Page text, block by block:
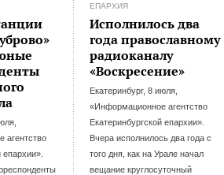
агентство
епархии».
ЕПАРХИЯ
Исполнилось два
года православному
радиоканалу
«Воскресение»
Екатеринбург, 8 июля,
«Информационное агентство
Екатеринбургской епархии».
Вчера исполнилось два года с
того дня, как на Урале начал
вещание круглосуточный